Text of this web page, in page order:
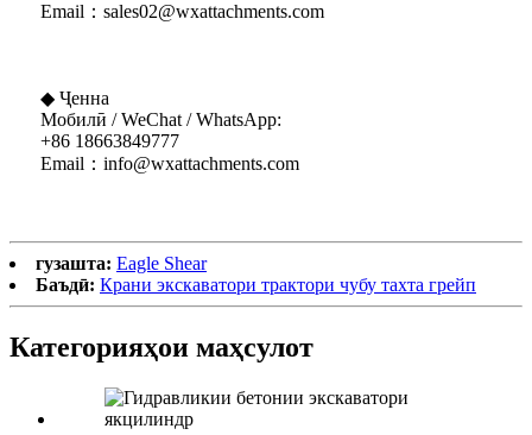
Email：sales02@wxattachments.com
◆ Ҷенна
Мобилӣ / WeChat / WhatsApp:
+86 18663849777
Email：info@wxattachments.com
гузашта: Eagle Shear
Баъдӣ: Крани экскаватори трактори чубу тахта грейп
Категорияҳои маҳсулот